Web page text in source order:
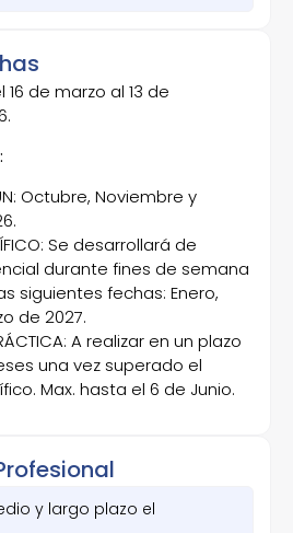
16 de marzo al 13 de
Octubre, Noviembre y
Se desarrollará de
durante fines de semana
siguientes fechas: Enero,
de 2027.
A realizar en un plazo
una vez superado el
Max. hasta el 6 de Junio.
y largo plazo el